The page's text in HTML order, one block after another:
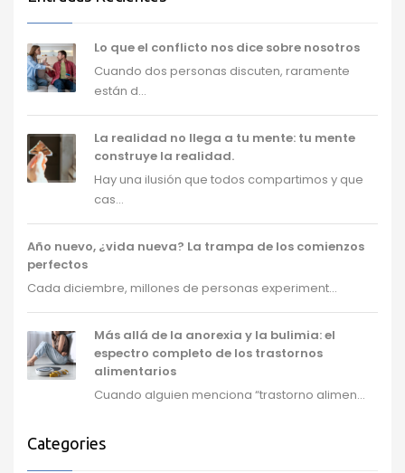
Lo que el conflicto nos dice sobre nosotros
Cuando dos personas discuten, raramente
están d...
La realidad no llega a tu mente: tu mente
construye la realidad.
Hay una ilusión que todos compartimos y que
cas...
Año nuevo, ¿vida nueva? La trampa de los comienzos
perfectos
Cada diciembre, millones de personas experiment...
Más allá de la anorexia y la bulimia: el
espectro completo de los trastornos
alimentarios
Cuando alguien menciona “trastorno alimen...
Categories